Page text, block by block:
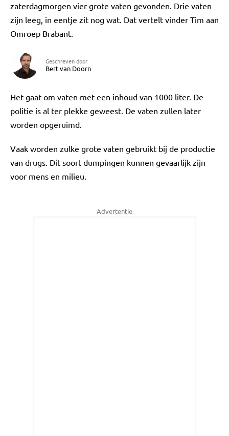
zaterdagmorgen vier grote vaten gevonden. Drie vaten
zijn leeg, in eentje zit nog wat. Dat vertelt vinder Tim aan
Omroep Brabant.
Geschreven door
Bert van Doorn
Het gaat om vaten met een inhoud van 1000 liter. De
politie is al ter plekke geweest. De vaten zullen later
worden opgeruimd.
Vaak worden zulke grote vaten gebruikt bij de productie
van drugs. Dit soort dumpingen kunnen gevaarlijk zijn
voor mens en milieu.
Advertentie